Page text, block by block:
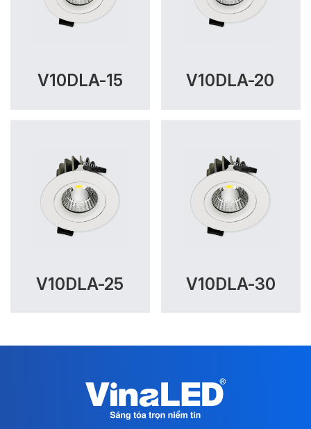
V10DLA-15 V10DLA-20
V10DLA-25 V10DLA-30